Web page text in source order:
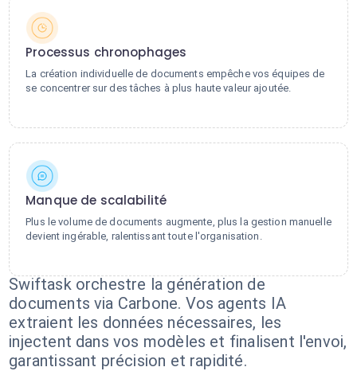
Processus chronophages
La création individuelle de documents empêche vos équipes de
se concentrer sur des tâches à plus haute valeur ajoutée.
Manque de scalabilité
Plus le volume de documents augmente, plus la gestion manuelle
devient ingérable, ralentissant toute l'organisation.
Swiftask orchestre la génération de
documents via Carbone. Vos agents IA
extraient les données nécessaires, les
injectent dans vos modèles et finalisent l'envoi,
garantissant précision et rapidité.